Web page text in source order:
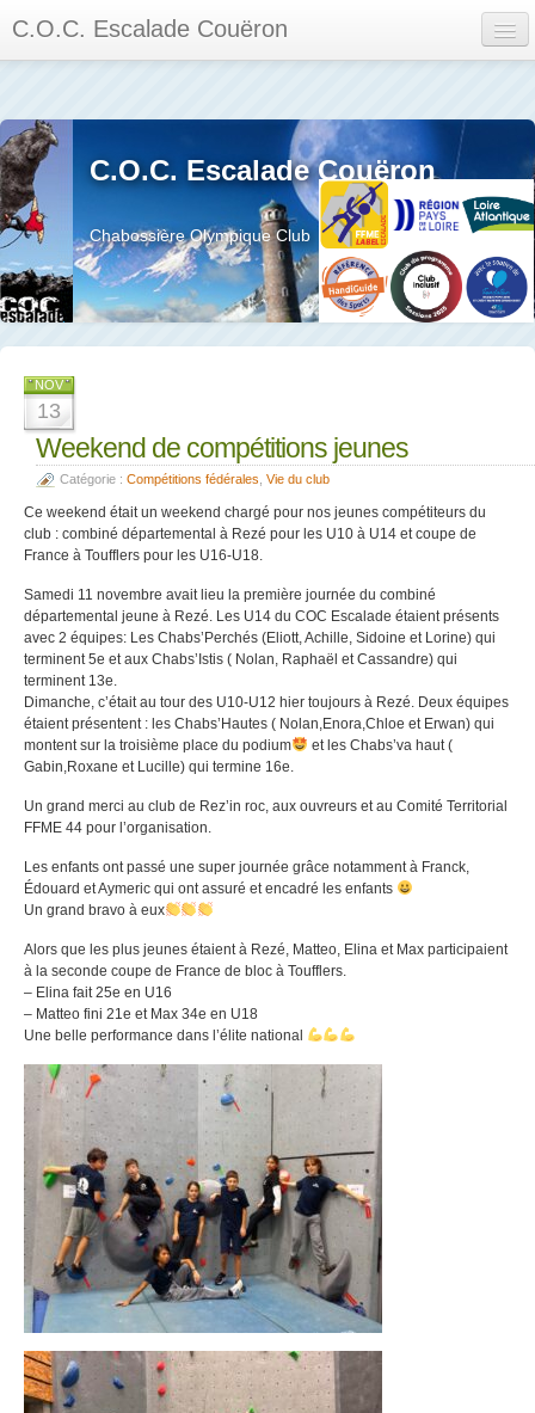
C.O.C. Escalade Couëron
Calendrier des événements et des compétitions
Les membres
Les séances
Privée
La salle et le mur
C.O.C. Escalade Couëron
Chabossière Olympique Club
NOV
13
Weekend de compétitions jeunes
Catégorie : Compétitions fédérales Vie du club
Ce weekend était un weekend chargé pour nos jeunes compétiteurs du
club : combiné départemental à Rezé pour les U10 à U14 et coupe de
France à Toufflers pour les U16-U18.
Samedi 11 novembre avait lieu la première journée du combiné
départemental jeune à Rezé. Les U14 du COC Escalade étaient présents
avec 2 équipes: Les Chabs’Perchés (Eliott, Achille, Sidoine et Lorine) qui
terminent 5e et aux Chabs’Istis ( Nolan, Raphaël et Cassandre) qui
terminent 13e.
Dimanche, c’était au tour des U10-U12 hier toujours à Rezé. Deux équipes
étaient présentent : les Chabs’Hautes ( Nolan,Enora,Chloe et Erwan) qui
montent sur la troisième place du podium
et les Chabs’va haut (
Gabin,Roxane et Lucille) qui termine 16e.
Un grand merci au club de Rez’in roc, aux ouvreurs et au Comité Territorial
FFME 44 pour l’organisation.
Les enfants ont passé une super journée grâce notamment à Franck,
Édouard et Aymeric qui ont assuré et encadré les enfants
Un grand bravo à eux
Alors que les plus jeunes étaient à Rezé, Matteo, Elina et Max participaient
à la seconde coupe de France de bloc à Toufflers.
– Elina fait 25e en U16
– Matteo fini 21e et Max 34e en U18
Une belle performance dans l’élite national